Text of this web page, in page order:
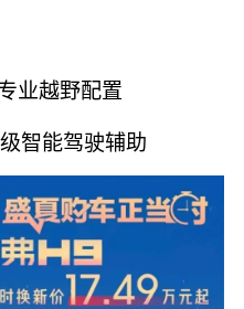
业越野配置
智能驾驶辅助